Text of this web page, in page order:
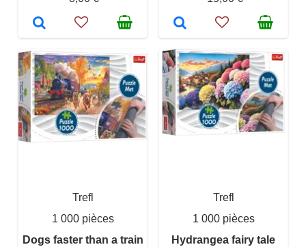
Trefl
1 000 pièces
Dogs faster than a train
Trefl
1 000 pièces
Hydrangea fairy tale